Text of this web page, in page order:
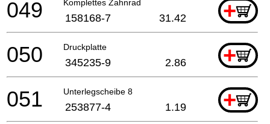
Komplettes Zahnrad +
049 158168-7 31.42
Druckplatte +
050 345235-9 2.86
Unterlegscheibe 8 +
051 253877-4 1.19